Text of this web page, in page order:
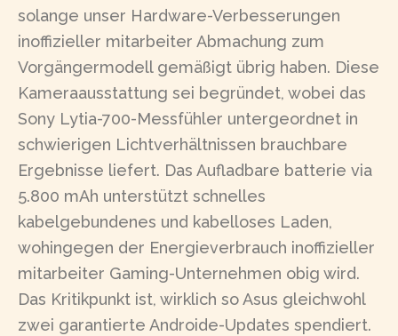
solange unser Hardware-Verbesserungen
inoffizieller mitarbeiter Abmachung zum
Vorgängermodell gemäßigt übrig haben. Diese
Kameraausstattung sei begründet, wobei das
Sony Lytia-700-Messfühler untergeordnet in
schwierigen Lichtverhältnissen brauchbare
Ergebnisse liefert. Das Aufladbare batterie via
5.800 mAh unterstützt schnelles
kabelgebundenes und kabelloses Laden,
wohingegen der Energieverbrauch inoffizieller
mitarbeiter Gaming-Unternehmen obig wird.
Das Kritikpunkt ist, wirklich so Asus gleichwohl
zwei garantierte Androide-Updates spendiert.